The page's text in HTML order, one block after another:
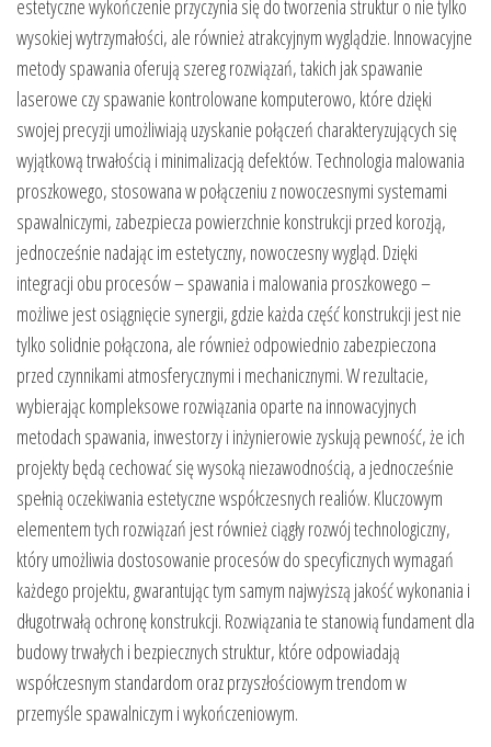
estetyczne wykończenie przyczynia się do tworzenia struktur o nie tylko
wysokiej wytrzymałości, ale również atrakcyjnym wyglądzie. Innowacyjne
metody spawania oferują szereg rozwiązań, takich jak spawanie
laserowe czy spawanie kontrolowane komputerowo, które dzięki
swojej precyzji umożliwiają uzyskanie połączeń charakteryzujących się
wyjątkową trwałością i minimalizacją defektów. Technologia malowania
proszkowego, stosowana w połączeniu z nowoczesnymi systemami
spawalniczymi, zabezpiecza powierzchnie konstrukcji przed korozją,
jednocześnie nadając im estetyczny, nowoczesny wygląd. Dzięki
integracji obu procesów – spawania i malowania proszkowego –
możliwe jest osiągnięcie synergii, gdzie każda część konstrukcji jest nie
tylko solidnie połączona, ale również odpowiednio zabezpieczona
przed czynnikami atmosferycznymi i mechanicznymi. W rezultacie,
wybierając kompleksowe rozwiązania oparte na innowacyjnych
metodach spawania, inwestorzy i inżynierowie zyskują pewność, że ich
projekty będą cechować się wysoką niezawodnością, a jednocześnie
spełnią oczekiwania estetyczne współczesnych realiów. Kluczowym
elementem tych rozwiązań jest również ciągły rozwój technologiczny,
który umożliwia dostosowanie procesów do specyficznych wymagań
każdego projektu, gwarantując tym samym najwyższą jakość wykonania i
długotrwałą ochronę konstrukcji. Rozwiązania te stanowią fundament dla
budowy trwałych i bezpiecznych struktur, które odpowiadają
współczesnym standardom oraz przyszłościowym trendom w
przemyśle spawalniczym i wykończeniowym.